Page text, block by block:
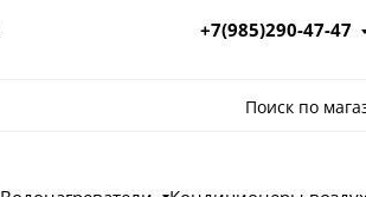
+7(985)290-47-47
Поиск по